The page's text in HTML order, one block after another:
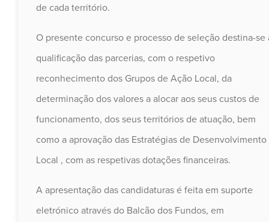
de cada território.
O presente concurso e processo de seleção destina-se
qualificação das parcerias, com o respetivo
reconhecimento dos Grupos de Ação Local, da
determinação dos valores a alocar aos seus custos de
funcionamento, dos seus territórios de atuação, bem
como a aprovação das Estratégias de Desenvolvimento
Local , com as respetivas dotações financeiras.
A apresentação das candidaturas é feita em suporte
eletrónico através do Balcão dos Fundos, em